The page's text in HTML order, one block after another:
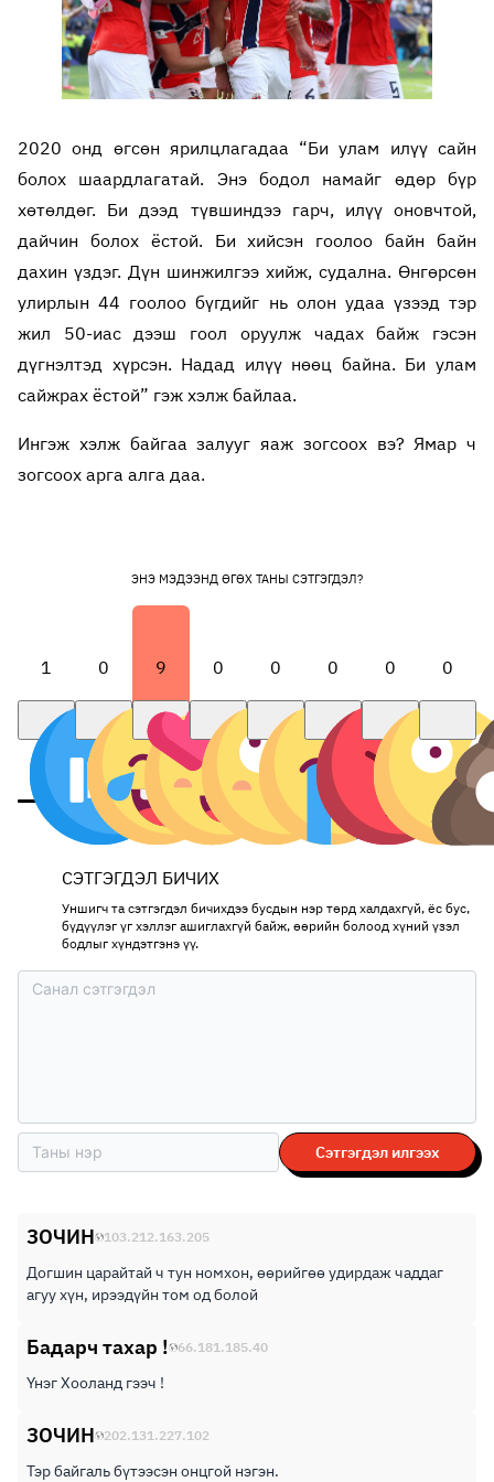
2020 онд өгсөн ярилцлагадаа “Би улам илүү сайн
болох шаардлагатай. Энэ бодол намайг өдөр бүр
хөтөлдөг. Би дээд түвшиндээ гарч, илүү оновчтой,
дайчин болох ёстой. Би хийсэн гоолоо байн байн
дахин үздэг. Дүн шинжилгээ хийж, судална. Өнгөрсөн
улирлын 44 гоолоо бүгдийг нь олон удаа үзээд тэр
жил 50-иас дээш гоол оруулж чадах байж гэсэн
дүгнэлтэд хүрсэн. Надад илүү нөөц байна. Би улам
сайжрах ёстой” гэж хэлж байлаа.
Ингэж хэлж байгаа залууг яаж зогсоох вэ? Ямар ч
зогсоох арга алга даа.
ЭНЭ МЭДЭЭНД ӨГӨХ ТАНЫ СЭТГЭГДЭЛ?
1 0 9 0 0 0 0 0
СЭТГЭГДЭЛ БИЧИХ
Уншигч та сэтгэгдэл бичихдээ бусдын нэр төрд халдахгүй, ёс бус,
бүдүүлэг үг хэллэг ашиглахгүй байж, өөрийн болоод хүний үзэл
бодлыг хүндэтгэнэ үү.
Сэтгэгдэл илгээх
ЗОЧИН 103.212.163.205
Догшин царайтай ч тун номхон, өөрийгөө удирдаж чаддаг
агуу хүн, ирээдүйн том од болой
Бадарч тахар ! 66.181.185.40
Үнэг Хооланд гээч !
ЗОЧИН 202.131.227.102
Тэр байгаль бүтээсэн онцгой нэгэн.